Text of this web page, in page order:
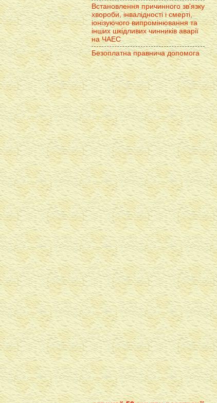
Встановлення причинного зв'язку
хвороби, інвалідності і смерті,
іонізуючого випромінювання та
інших шкідливих чинників аварії
на ЧАЕС
Безоплатна правнича допомога